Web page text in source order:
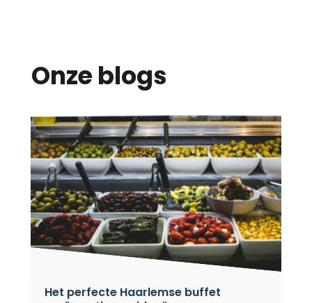
Onze blogs
Het perfecte Haarlemse buffet